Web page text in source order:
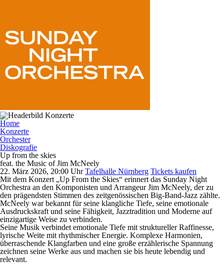
Home
Konzerte
Orchester
Diskografie
Up from the skies
feat. the Music of Jim McNeely
22. März 2026, 20:00 UhrTafelhalle Nürnberg Tickets kaufen
Mit dem Konzert „Up From the Skies“ erinnert das Sunday Night
Orchestra an den Komponisten und ArrangeurJim McNeely, der zu
den prägendsten Stimmen des zeitgenössischen Big-Band-Jazz zählte.
McNeely war bekannt für seine klangliche Tiefe, seine emotionale
Ausdruckskraft und seine Fähigkeit, Jazztradition und Moderne auf
einzigartige Weise zu verbinden.
Seine Musik verbindet emotionale Tiefe mit struktureller Raffinesse,
lyrische Weite mit rhythmischer Energie. Komplexe Harmonien,
überraschende Klangfarben und eine große erzählerische Spannung
zeichnen seine Werke aus und machen sie bis heute lebendig und
relevant.